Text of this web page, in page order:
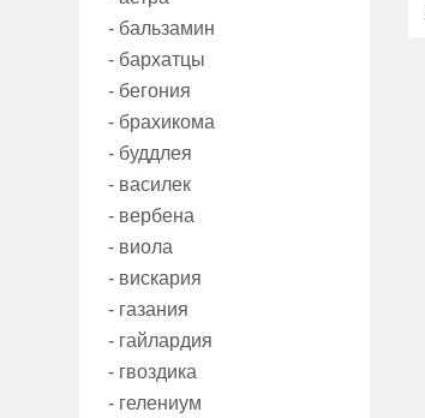
- бальзамин
- бархатцы
- бегония
- брахикома
- буддлея
- василек
- вербена
- виола
- вискария
- газания
- гайлардия
- гвоздика
- гелениум